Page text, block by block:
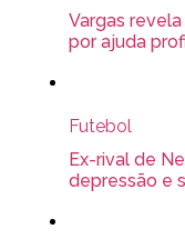
Vargas
por ajuda
Futebol
Ex-rival de
depressão e